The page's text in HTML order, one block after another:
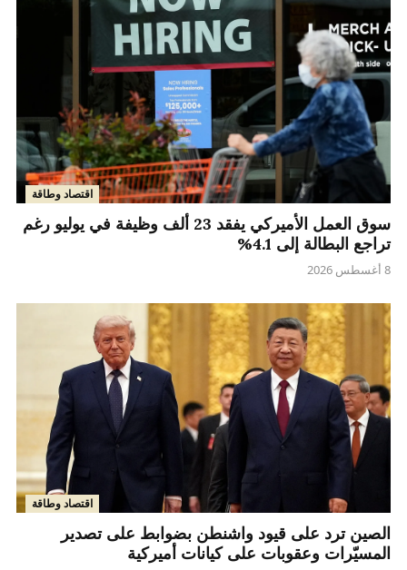
اقتصاد وطاقة
سوق العمل الأميركي يفقد 23 ألف وظيفة في يوليو رغم
تراجع البطالة إلى 4.1%
8 أغسطس 2026
اقتصاد وطاقة
الصين ترد على قيود واشنطن بضوابط على تصدير
المسيّرات وعقوبات على كيانات أميركية